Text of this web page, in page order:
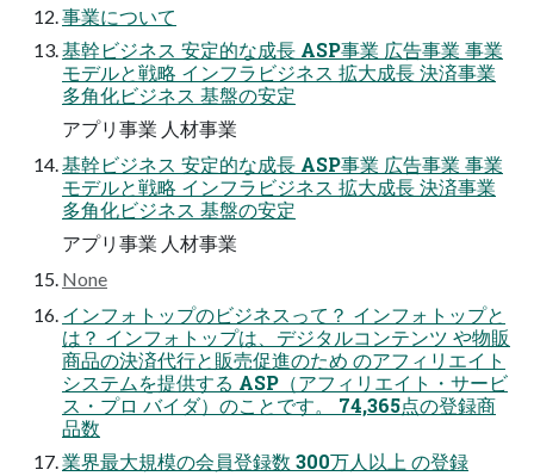
事業について
基幹ビジネス 安定的な成長 ASP事業 広告事業 事業
モデルと戦略 インフラビジネス 拡大成長 決済事業
多角化ビジネス 基盤の安定
アプリ事業 人材事業
基幹ビジネス 安定的な成長 ASP事業 広告事業 事業
モデルと戦略 インフラビジネス 拡大成長 決済事業
多角化ビジネス 基盤の安定
アプリ事業 人材事業
None
インフォトップのビジネスって？ インフォトップと
は？ インフォトップは、デジタルコンテンツ や物販
商品の決済代行と販売促進のため のアフィリエイト
システムを提供する ASP（アフィリエイト・サービ
ス・プロ バイダ）のことです。 74,365点の登録商
品数
業界最大規模の会員登録数 300万人以上 の登録